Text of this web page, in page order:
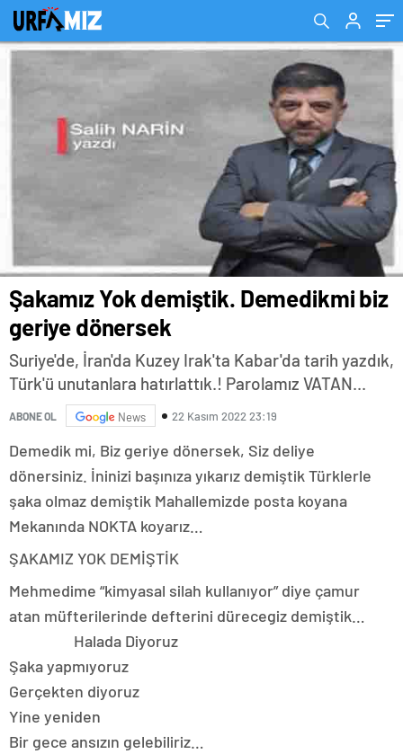
Şakamız Yok demiştik. Demedikmi biz
geriye dönersek
Suriye'de, İran'da Kuzey Irak'ta Kabar'da tarih yazdık,
Türk'ü unutanlara hatırlattık.! Parolamız VATAN...
ABONE OL News 22 Kasım 2022 23:19
Demedik mi, Biz geriye dönersek, Siz deliye
dönersiniz. İninizi başınıza yıkarız demiştik Türklerle
şaka olmaz demiştik Mahallemizde posta koyana
Mekanında NOKTA koyarız…
ŞAKAMIZ YOK DEMİŞTİK
Mehmedime “kimyasal silah kullanıyor” diye çamur
atan müfterilerinde defterini dürecegiz demiştik…
Halada Diyoruz
Şaka yapmıyoruz
Gerçekten diyoruz
Yine yeniden
Bir gece ansızın gelebiliriz…